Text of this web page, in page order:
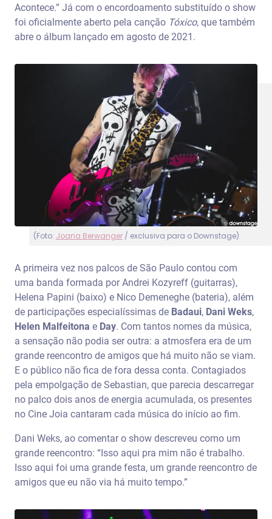
Acontece.” Já com o encordoamento substituído o show
foi oficialmente aberto pela canção Tóxico, que também
abre o álbum lançado em agosto de 2021.
(Foto: Joana Berwanger/ exclusiva para o Downstage)
A primeira vez nos palcos de São Paulo contou com
uma banda formada por Andrei Kozyreff (guitarras),
Helena Papini (baixo) e Nico Demeneghe (bateria), além
de participações especialíssimas de Badaui, Dani Weks,
Helen Malfeitona e Day. Com tantos nomes da música,
a sensação não podia ser outra: a atmosfera era de um
grande reencontro de amigos que há muito não se viam.
E o público não fica de fora dessa conta. Contagiados
pela empolgação de Sebastian, que parecia descarregar
no palco dois anos de energia acumulada, os presentes
no Cine Joia cantaram cada música do início ao fim.
Dani Weks, ao comentar o show descreveu como um
grande reencontro: “Isso aqui pra mim não é trabalho.
Isso aqui foi uma grande festa, um grande reencontro de
amigos que eu não via há muito tempo.”